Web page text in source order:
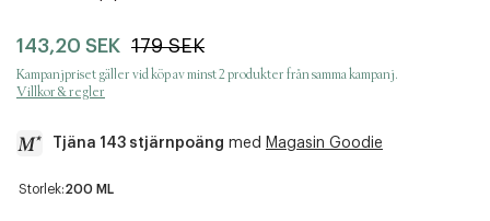
Länk
till
samma
sida.
143,20 SEK 179 SEK
Kampanjpriset gäller vid köp av minst 2 produkter från samma kampanj.
Villkor & regler
Tjäna 143 stjärnpoäng med Magasin Goodie
a
Storlek:200 ML